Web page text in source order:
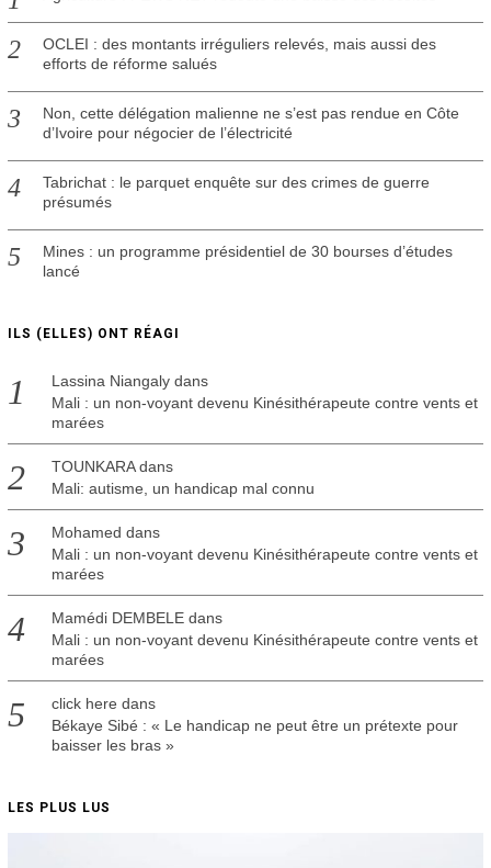
OCLEI : des montants irréguliers relevés, mais aussi des
efforts de réforme salués
Non, cette délégation malienne ne s’est pas rendue en Côte
d’Ivoire pour négocier de l’électricité
Tabrichat : le parquet enquête sur des crimes de guerre
présumés
Mines : un programme présidentiel de 30 bourses d’études
lancé
ILS (ELLES) ONT RÉAGI
Lassina Niangalydans
Mali : un non-voyant devenu Kinésithérapeute contre vents et
marées
TOUNKARAdans
Mali: autisme, un handicap mal connu
Mohamed dans
Mali : un non-voyant devenu Kinésithérapeute contre vents et
marées
Mamédi DEMBELEdans
Mali : un non-voyant devenu Kinésithérapeute contre vents et
marées
click here dans
Békaye Sibé : « Le handicap ne peut être un prétexte pour
baisser les bras »
LES PLUS LUS